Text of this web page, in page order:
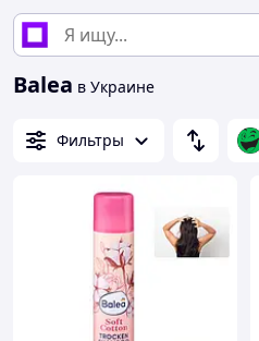
Balea в Украине
Фильтры